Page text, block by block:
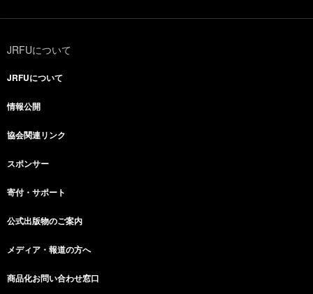
JRFUについて
JRFUについて
情報公開
協会関連リンク
スポンサー
寄付・サポート
公式出版物のご案内
メディア・報道の方へ
商品化お問い合わせ窓口